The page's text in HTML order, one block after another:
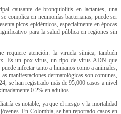
causante de bronquiolitis en lactantes, una
complica en neumonías bacterianas, puede ser
picos epidémicos, especialmente en épocas
para la salud pública en regiones sin
requiere atención: la viruela símica, también
Es un pox-virus, un tipo de virus ADN que
infectar tanto a humanos como a animales,
manifestaciones dermatológicas son comunes,
se han registrado más de 95,000 casos a nivel
0.2% en adultos.
es notable, ya que el riesgo y la mortalidad
En Colombia, se han reportado casos en